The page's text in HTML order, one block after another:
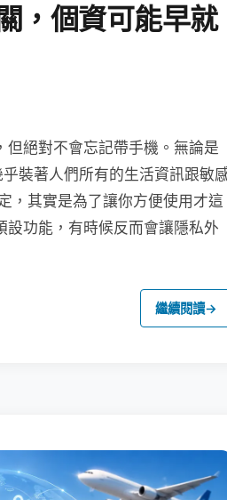
，個資可能早就
絕對不會忘記帶手機。無論是
裝著人們所有的生活資訊跟敏
，其實是為了讓你方便使用才這
功能，有時候反而會讓隱私外
繼續閱讀→